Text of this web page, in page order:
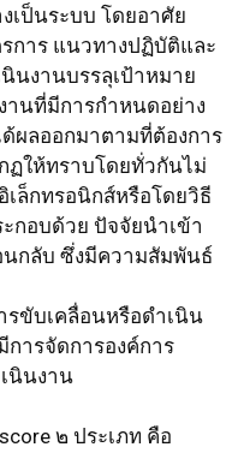
น
เป็นระบบ โดยอาศัย
การ แนวทางปฏิบัติและ
นงานบรรลุเป้าหมาย
นที่มีการกำหนดอย่าง
ด้ผลออกมาตามที่ต้องการ
ให้ทราบโดยทั่วกันไม่
เล็กทรอนิกส์หรือโดยวิธี
กอบด้วย ปัจจัยนำเข้า
กลับ ซึ่งมีความสัมพันธ์
รขับเคลื่อนหรือดำเนิน
การจัดการองค์การ
นินงาน
๒ ประเภท คือ